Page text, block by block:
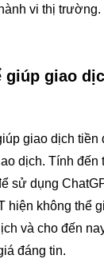
vi thị trường.
giúp giao
giao dịch tiền
dịch. Tính đến
sử dụng
hiện không thể
và cho đến
đáng tin.